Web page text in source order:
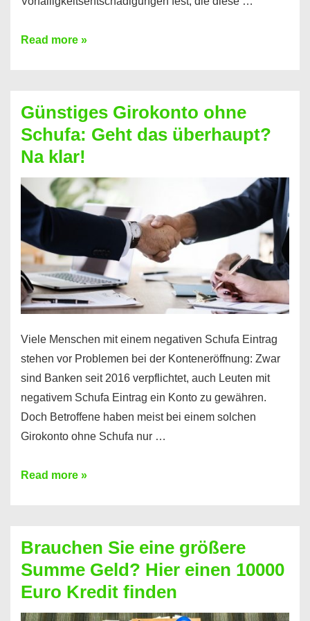
Kredit
dabei
profitieren
–
So
funktioniert’s
Read more »
Günstiges Girokonto ohne
Schufa: Geht das überhaupt?
Na klar!
Viele Menschen mit einem negativen Schufa Eintrag
stehen vor Problemen bei der Konteneröffnung: Zwar
sind Banken seit 2016 verpflichtet, auch Leuten mit
negativem Schufa Eintrag ein Konto zu gewähren.
Doch Betroffene haben meist bei einem solchen
Girokonto ohne Schufa nur …
Günstiges
Geht
das
überhaupt?
Na
Read more »
Brauchen Sie eine größere
Summe Geld? Hier einen 10000
Euro Kredit finden